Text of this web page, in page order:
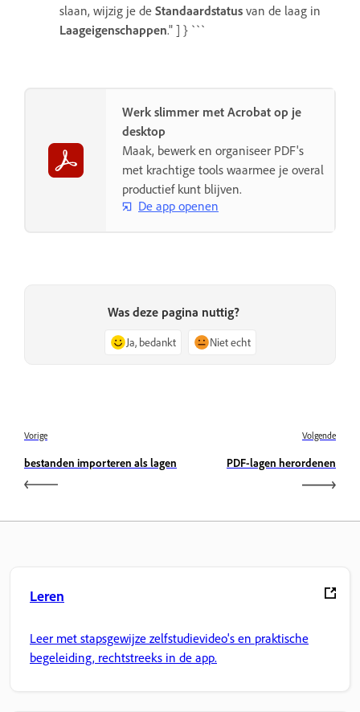
slaan, wijzig je de Standaardstatus van de laag in
Laageigenschappen." ] } ```
Werk slimmer met Acrobat op je
desktop
Maak, bewerk en organiseer PDF's
met krachtige tools waarmee je overal
productief kunt blijven.
De app openen
Was deze pagina nuttig?
Ja, bedankt Niet echt
Vorige
bestanden importeren als lagen
Volgende
PDF-lagen herordenen
Leren
Leer met stapsgewijze zelfstudievideo's en praktische
begeleiding, rechtstreeks in de app.